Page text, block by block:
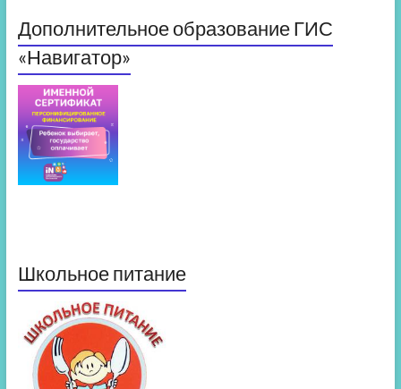
Дополнительное образование ГИС
«Навигатор»
Школьное питание